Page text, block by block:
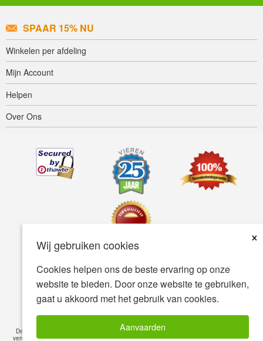
Wij gebruiken cookies
×
Cookies helpen ons de beste ervaring op onze
website te bieden. Door onze website te gebruiken,
gaat u akkoord met het gebruik van cookies.
Aanvaarden
SPAAR 15% NU
Winkelen per afdeling
Mijn Account
Helpen
Over Ons
Toegankelijkheid Gebruiksvoorwaarden Privacybeleid
© Copyright 2001-2026 BIOVEA. Alle Rechten Voorbehouden.
De informatie op deze site is uitsluitend bedoeld voor uw algemene kennis en is geen
vervanging voor professioneel medisch advies of behandeling voor specifieke medische